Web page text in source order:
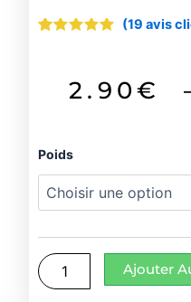
sur
notations
(19 avis
2.90€
Poids
quantité
Curry
de
l'inde
Ajouter